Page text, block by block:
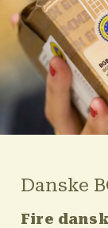
Danske
Fire